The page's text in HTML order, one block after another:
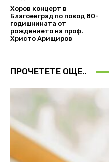
Хоров концерт в
Благоевград по повод 80-
годишнината от
рождението на проф.
Христо Арищиров
ПРОЧЕТЕТЕ ОЩЕ..